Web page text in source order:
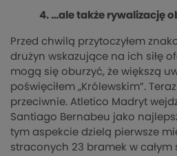
4. …ale także rywalizację
Przed chwilą przytoczyłem
drużyn wskazujące na ich siłę
mogą się oburzyć, że większą
poświęciłem „Królewskim”.
przeciwnie. Atletico Madryt
Santiago Bernabeu jako
tym aspekcie dzielą pierwsze
straconych 23 bramek w całym